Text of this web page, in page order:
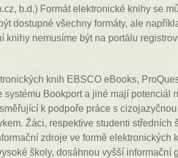
b.d.) Formát elektronické knihy se
dostupné všechny formáty, ale
knihy nemusíme být na portálu
knih EBSCO eBooks,
systému Bookport a jiné mají potenciál
k podpoře práce s
Žáci, respektive studenti středních
zdroje ve formě elektronických
školy, dosáhnou vyšší informační